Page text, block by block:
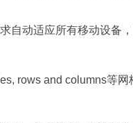
动适应所有移动设备，
rows and columns等网